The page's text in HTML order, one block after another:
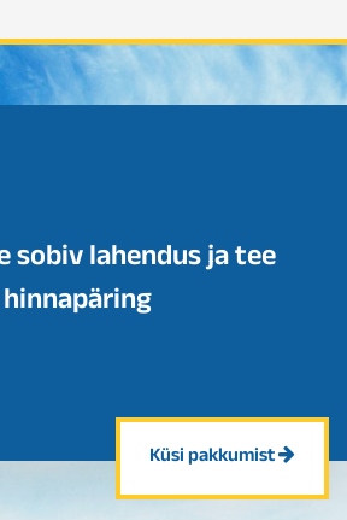
sobiv lahendus ja tee
hinnapäring
Küsi pakkumist